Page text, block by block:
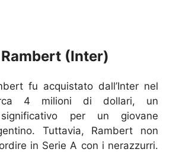
(Inter)
fu acquistato dall’Inter nel
4 milioni di dollari, un
significativo per un giovane
Tuttavia, Rambert non
in Serie A con i nerazzurri.